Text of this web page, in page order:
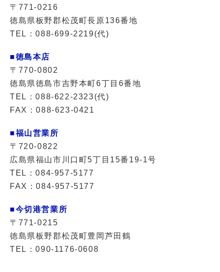
〒771-0216
徳島県板野郡松茂町長原136番地
TEL：088-699-2219(代)
■徳島本店
〒770-0802
徳島県徳島市吉野本町6丁目6番地
TEL：088-622-2323(代)
FAX：088-623-0421
■福山営業所
〒720-0822
広島県福山市川口町5丁目15番19-1号
TEL：084-957-5177
FAX：084-957-5177
■今切港営業所
〒771-0215
徳島県板野郡松茂町豊岡芦田鶴
TEL：090-1176-0608